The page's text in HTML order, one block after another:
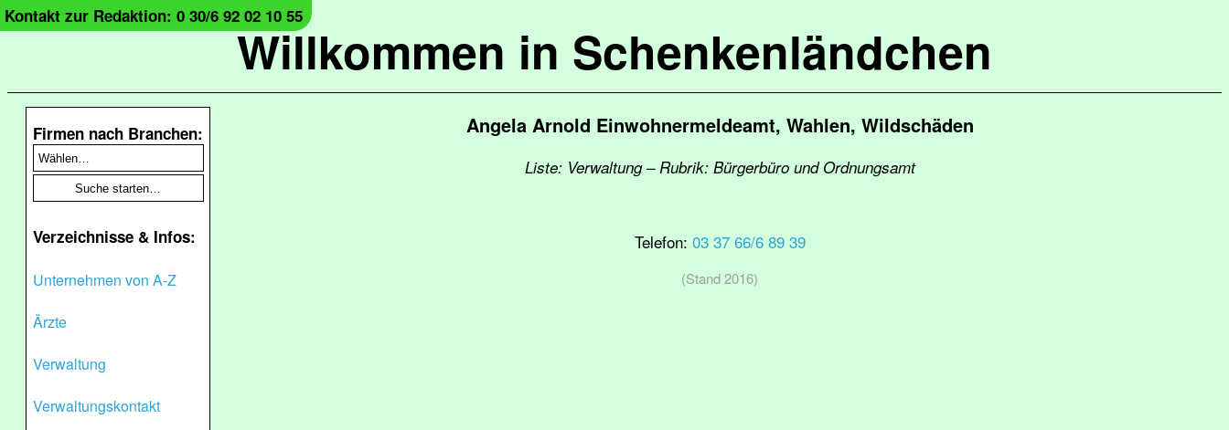
Willkommen in Schenkenländchen
Kontakt zur Redaktion: 0 30/6 92 02 10 55
Firmen nach Branchen:
Verzeichnisse & Infos:
Unternehmen von A-Z
Ärzte
Verwaltung
Verwaltungskontakt
Angela Arnold Einwohnermeldeamt, Wahlen, Wildschäden
Liste: Verwaltung – Rubrik: Bürgerbüro und Ordnungsamt
Telefon: 03 37 66/6 89 39
(Stand 2016)